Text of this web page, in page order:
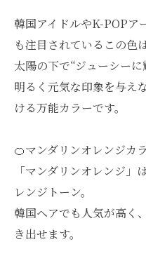
韓国アイドルやK-POPア
も注目されているこの色は
太陽の下で“ジューシー
明るく元気な印象を与え
ける万能カラーです。
🍊マンダリンオレンジカ
「マンダリンオレンジ」
レンジトーン。
韓国ヘアでも人気が高く
き出せます。